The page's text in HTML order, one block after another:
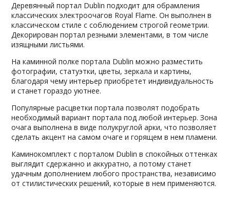
Деревянный портал Dublin подходит для обрамления
классических электроочагов Royal Flame. Он выполнен в
классическом стиле с соблюдением строгой геометрии.
Декорирован портал резными элементами, в том числе
изящными листьями.
На каминной полке портала Dublin можно разместить
фотографии, статуэтки, цветы, зеркала и картины,
благодаря чему интерьер приобретет индивидуальность
и станет гораздо уютнее.
Популярные расцветки портала позволят подобрать
необходимый вариант портала под любой интерьер. Зона
очага выполнена в виде полукруглой арки, что позволяет
сделать акцент на самом очаге и горящем в нем пламени.
Каминокомплект с порталом Dublin в спокойных оттенках
выглядит сдержанно и аккуратно, а потому станет
удачным дополнением любого пространства, независимо
от стилистических решений, которые в нем применяются.